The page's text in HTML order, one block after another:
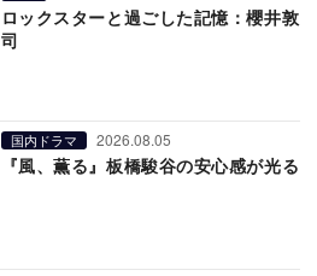
ロックスターと過ごした記憶：櫻井敦
司
国内ドラマ 2026.08.05
『風、薫る』板橋駿谷の安心感が光る